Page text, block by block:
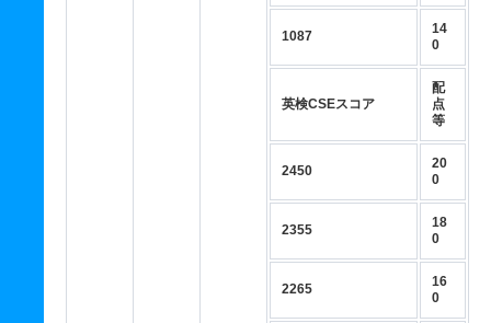
1087
14
0
英検CSEスコア
配
点
等
2450
20
0
2355
18
0
2265
16
0